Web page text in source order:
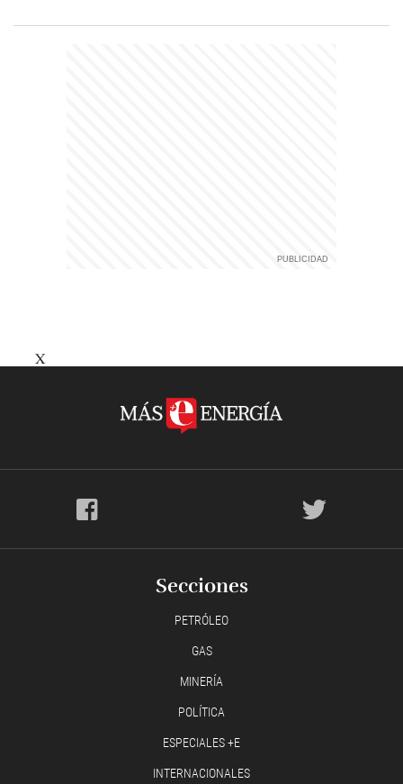
X
Secciones
PETRÓLEO
GAS
MINERÍA
POLÍTICA
ESPECIALES +E
INTERNACIONALES